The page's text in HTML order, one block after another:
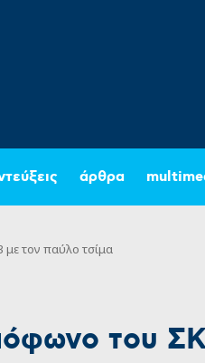
άρθρα
τον παύλο τσίμα
του